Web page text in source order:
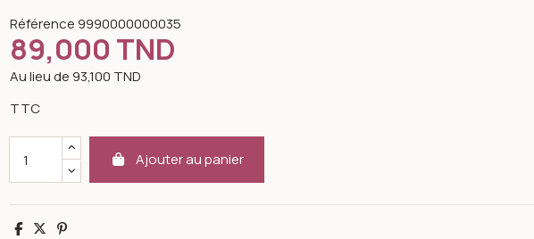
Référence 9990000000035
89,000 TND
Au lieu de 93,100 TND
TTC
Ajouter au panier
Partager
TweetPinterest